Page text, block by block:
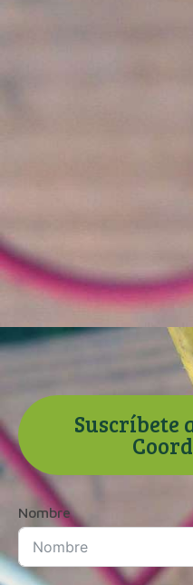
Suscríbete
Nombre